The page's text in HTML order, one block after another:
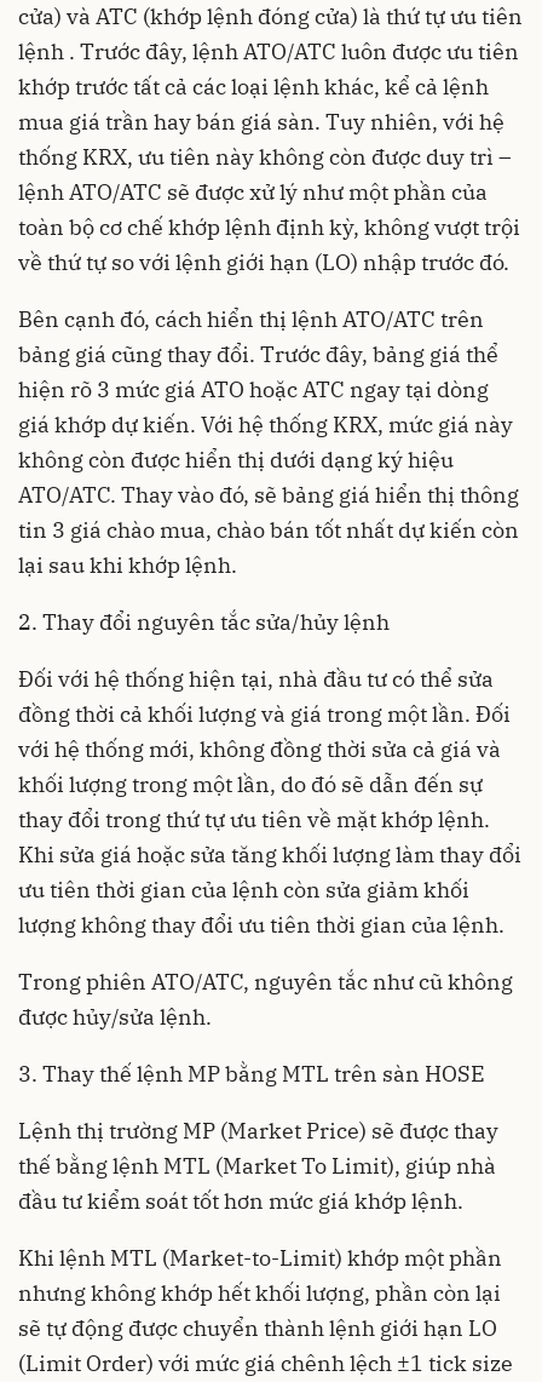
cửa) và ATC (khớp lệnh đóng cửa) là thứ tự ưu tiên
lệnh . Trước đây, lệnh ATO/ATC luôn được ưu tiên
khớp trước tất cả các loại lệnh khác, kể cả lệnh
mua giá trần hay bán giá sàn. Tuy nhiên, với hệ
thống KRX, ưu tiên này không còn được duy trì –
lệnh ATO/ATC sẽ được xử lý như một phần của
toàn bộ cơ chế khớp lệnh định kỳ, không vượt trội
về thứ tự so với lệnh giới hạn (LO) nhập trước đó.
Bên cạnh đó, cách hiển thị lệnh ATO/ATC trên
bảng giá cũng thay đổi. Trước đây, bảng giá thể
hiện rõ 3 mức giá ATO hoặc ATC ngay tại dòng
giá khớp dự kiến. Với hệ thống KRX, mức giá này
không còn được hiển thị dưới dạng ký hiệu
ATO/ATC. Thay vào đó, sẽ bảng giá hiển thị thông
tin 3 giá chào mua, chào bán tốt nhất dự kiến còn
lại sau khi khớp lệnh.
2. Thay đổi nguyên tắc sửa/hủy lệnh
Đối với hệ thống hiện tại, nhà đầu tư có thể sửa
đồng thời cả khối lượng và giá trong một lần. Đối
với hệ thống mới, không đồng thời sửa cả giá và
khối lượng trong một lần, do đó sẽ dẫn đến sự
thay đổi trong thứ tự ưu tiên về mặt khớp lệnh.
Khi sửa giá hoặc sửa tăng khối lượng làm thay đổi
ưu tiên thời gian của lệnh còn sửa giảm khối
lượng không thay đổi ưu tiên thời gian của lệnh.
Trong phiên ATO/ATC, nguyên tắc như cũ không
được hủy/sửa lệnh.
3. Thay thế lệnh MP bằng MTL trên sàn HOSE
Lệnh thị trường MP (Market Price) sẽ được thay
thế bằng lệnh MTL (Market To Limit), giúp nhà
đầu tư kiểm soát tốt hơn mức giá khớp lệnh.
Khi lệnh MTL (Market-to-Limit) khớp một phần
nhưng không khớp hết khối lượng, phần còn lại
sẽ tự động được chuyển thành lệnh giới hạn LO
(Limit Order) với mức giá chênh lệch ±1 tick size